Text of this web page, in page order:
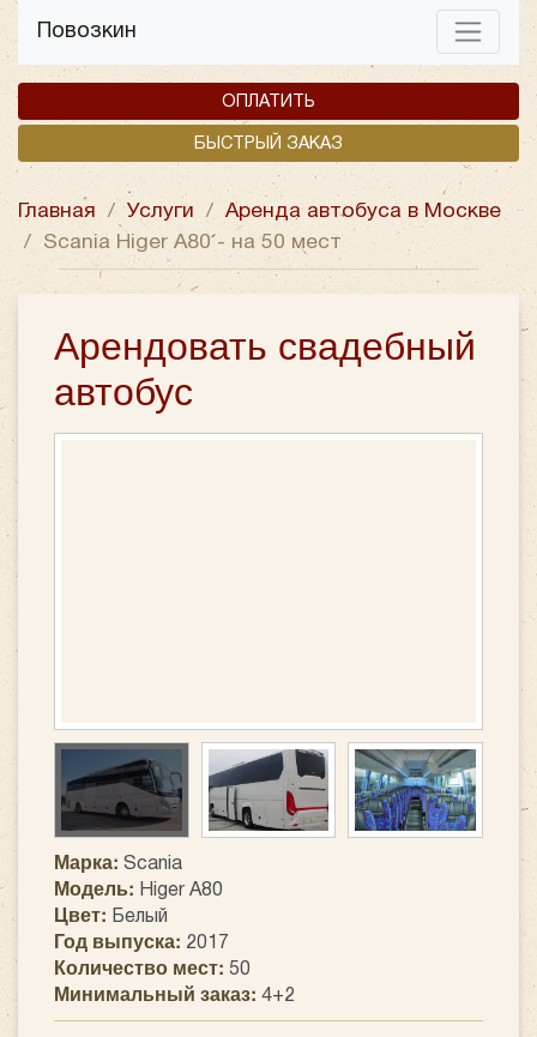
Повозкин
ОПЛАТИТЬ
БЫСТРЫЙ ЗАКАЗ
Главная / Услуги /
Аренда автобуса в Москве
/
Scania Higer A80 - на 50 мест
Арендовать свадебный
автобус
Марка: Scania
Модель: Higer A80
Цвет: Белый
Год выпуска: 2017
Количество мест: 50
Минимальный заказ: 4+2